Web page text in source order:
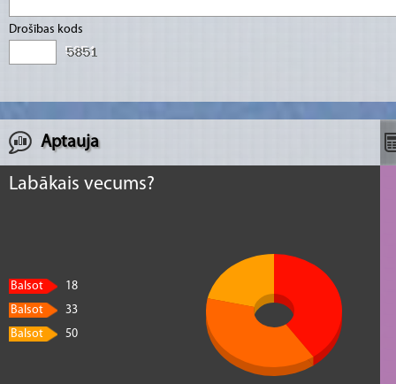
Drošības kods
Aptauja
Labākais vecums?
Balsot
18
Balsot
33
Balsot
50